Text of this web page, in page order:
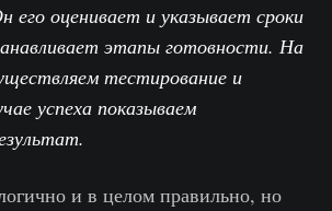
его оценивает и указывает сроки
этапы готовности. На
тестирование и
успеха показываем
и в целом правильно, но